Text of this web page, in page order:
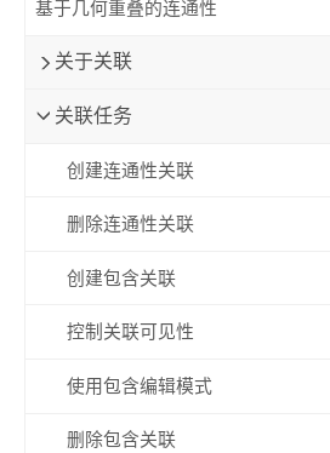
基于几何重叠的连通性
关于关联
关联任务
创建连通性关联
删除连通性关联
创建包含关联
控制关联可见性
使用包含编辑模式
删除包含关联